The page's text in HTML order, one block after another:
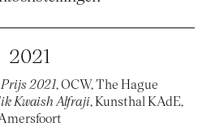
2021
2021, OCW, The Hague
Kwaish Alfraji, Kunsthal KAdE,